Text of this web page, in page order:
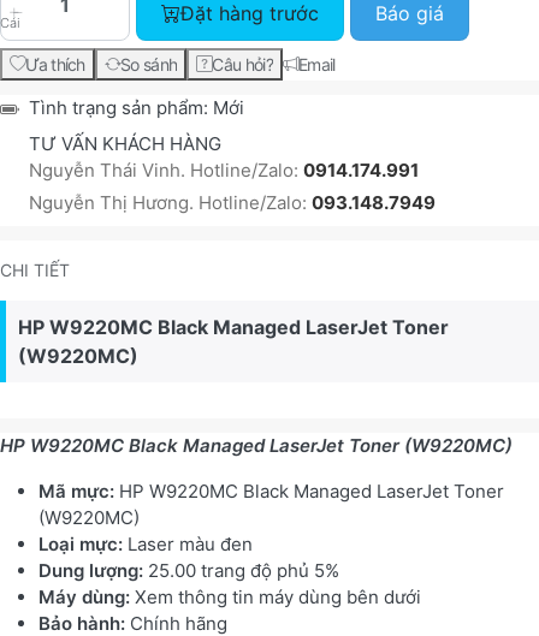
Cái Đặt hàng trước Báo giá
Ưa thích So sánh Câu hỏi? Email
Tình trạng sản phẩm: Mới
TƯ VẤN KHÁCH HÀNG
Nguyễn Thái Vinh. Hotline/Zalo: 0914.174.991
Nguyễn Thị Hương. Hotline/Zalo: 093.148.7949
CHI TIẾT
HP W9220MC Black Managed LaserJet Toner
(W9220MC)
HP W9220MC Black Managed LaserJet Toner (W9220MC)
Mã mực: HP W9220MC Black Managed LaserJet Toner
(W9220MC)
Loại mực: Laser màu đen
Dung lượng: 25.00 trang độ phủ 5%
Máy dùng: Xem thông tin máy dùng bên dưới
Bảo hành: Chính hãng